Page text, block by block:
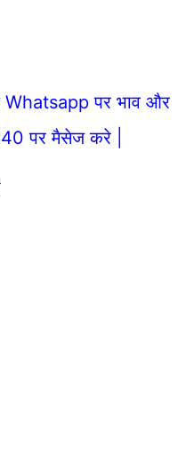
Whatsapp पर भाव और
पर मैसेज करे |